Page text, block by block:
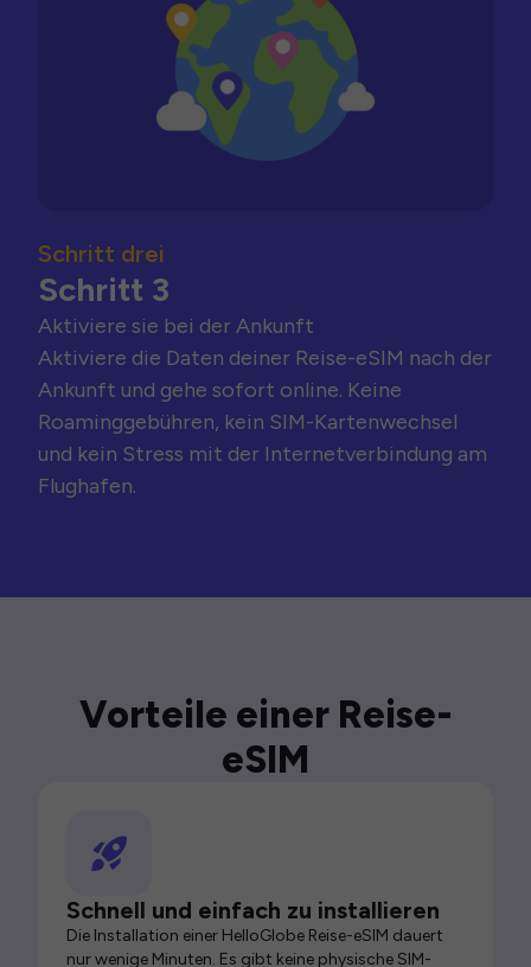
Schritt drei
Schritt 3
Aktiviere sie bei der Ankunft
Aktiviere die Daten deiner Reise-eSIM nach der
Ankunft und gehe sofort online. Keine
Roaminggebühren, kein SIM-Kartenwechsel
und kein Stress mit der Internetverbindung am
Flughafen.
Vorteile einer Reise-
eSIM
Schnell und einfach zu installieren
Die Installation einer HelloGlobe Reise-eSIM dauert
nur wenige Minuten. Es gibt keine physische SIM-